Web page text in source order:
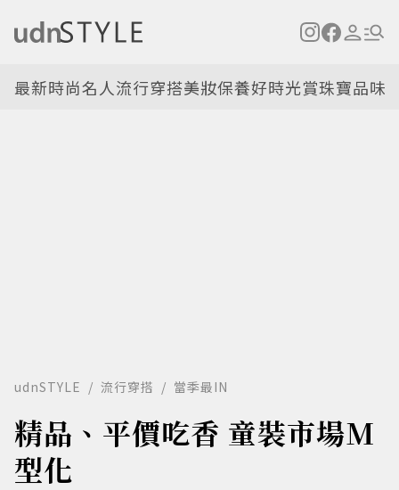
最新時尚名人流行穿搭美妝保養好時光賞珠寶品味
udnSTYLE 流行穿搭 當季最IN
精品、平價吃香 童裝市場M
型化